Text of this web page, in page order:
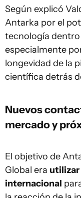
Según explicó
Antarka por el
tecnología
especialmente
longevidad de la
científica detrás
Nuevos
mercado y
El objetivo de
Global era utilizar
internacional